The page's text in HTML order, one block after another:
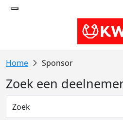
Sponsor
Zoek een